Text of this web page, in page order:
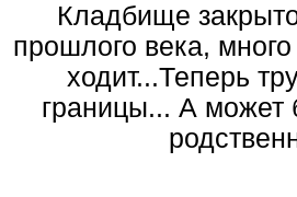
кладбище закрыто для захоронений в 70-е гг.
прошлого века,
ходит...Теперь
границы... А может